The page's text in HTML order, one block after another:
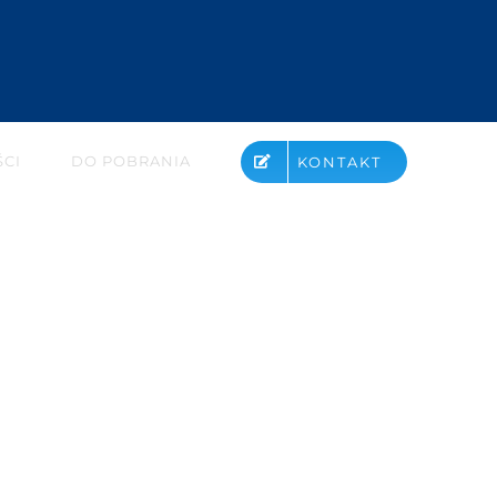
DO POBRANIA KONTAKT